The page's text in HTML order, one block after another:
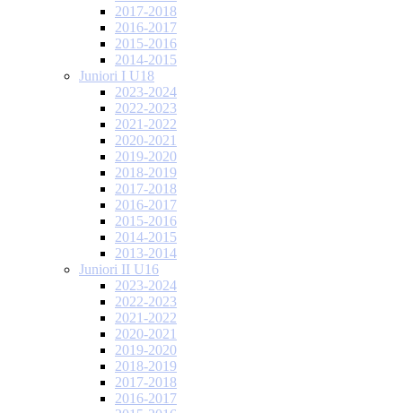
2017-2018
2016-2017
2015-2016
2014-2015
Juniori I U18
2023-2024
2022-2023
2021-2022
2020-2021
2019-2020
2018-2019
2017-2018
2016-2017
2015-2016
2014-2015
2013-2014
Juniori II U16
2023-2024
2022-2023
2021-2022
2020-2021
2019-2020
2018-2019
2017-2018
2016-2017